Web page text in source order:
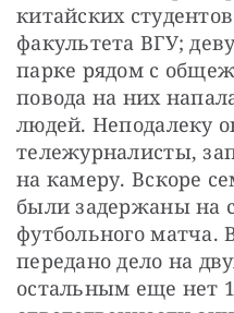
китайских
факультета ВГУ;
парке рядом с
повода на них
людей. Неподалеку
тележурналисты,
на камеру. Вскоре
были задержаны на
футбольного матча.
передано дело на
остальным еще нет